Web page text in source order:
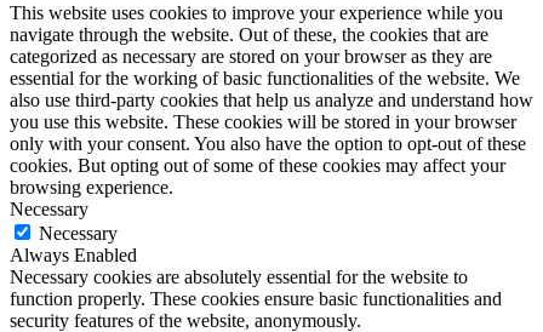
This website uses cookies to improve your experience while you
navigate through the website. Out of these, the cookies that are
categorized as necessary are stored on your browser as they are
essential for the working of basic functionalities of the website. We
also use third-party cookies that help us analyze and understand how
you use this website. These cookies will be stored in your browser
only with your consent. You also have the option to opt-out of these
cookies. But opting out of some of these cookies may affect your
browsing experience.
Necessary
Necessary
Always Enabled
Necessary cookies are absolutely essential for the website to
function properly. These cookies ensure basic functionalities and
security features of the website, anonymously.